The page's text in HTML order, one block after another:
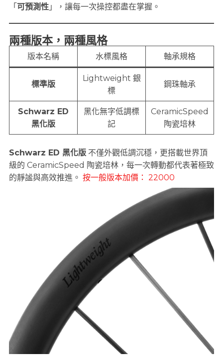
「 可預測性 」，讓每一次操控都盡在掌握。
兩種版本，兩種風格
版本名稱 水標風格 軸承規格
標準版
Lightweight 銀
標
鋼珠軸承
Schwarz ED
黑化版
黑化無字低調標
記
CeramicSpeed
陶瓷培林
Schwarz ED 黑化版 不僅外觀低調沉穩，更搭載世界頂
級的 CeramicSpeed 陶瓷培林，每一次轉動都代表著極致
的靜謐與高效推進。 按一般版本加價： 22000